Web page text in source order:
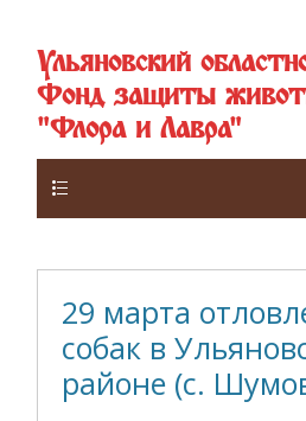
Ульяновский
Фонд защиты
"Флора и Лавра"
29 марта
собак в
районе (с.